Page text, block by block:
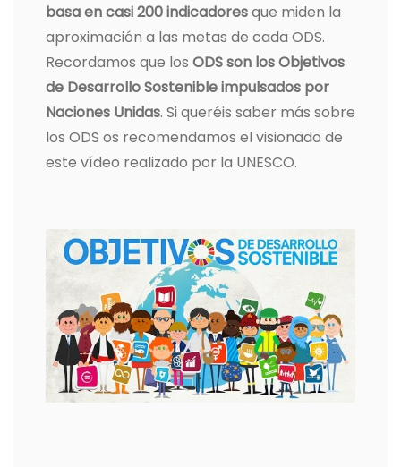
basa en casi 200 indicadoresque miden la
aproximación a las metas de cada ODS.
Recordamos que los ODS son los Objetivos
de Desarrollo Sostenible impulsados por
Naciones Unidas. Si queréis saber más sobre
los ODS os recomendamos el visionado de
este vídeo realizado por la UNESCO.